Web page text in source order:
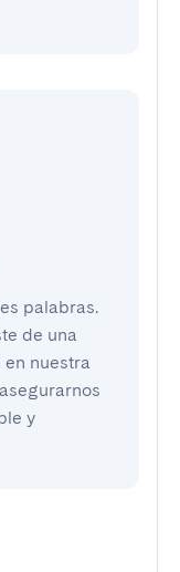
palabras.
de una
nuestra
y